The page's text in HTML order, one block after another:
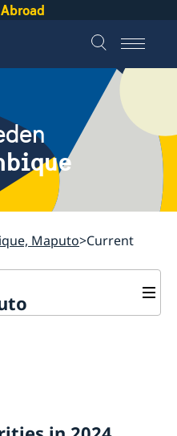
Maputo Current
for Foreign Affairs